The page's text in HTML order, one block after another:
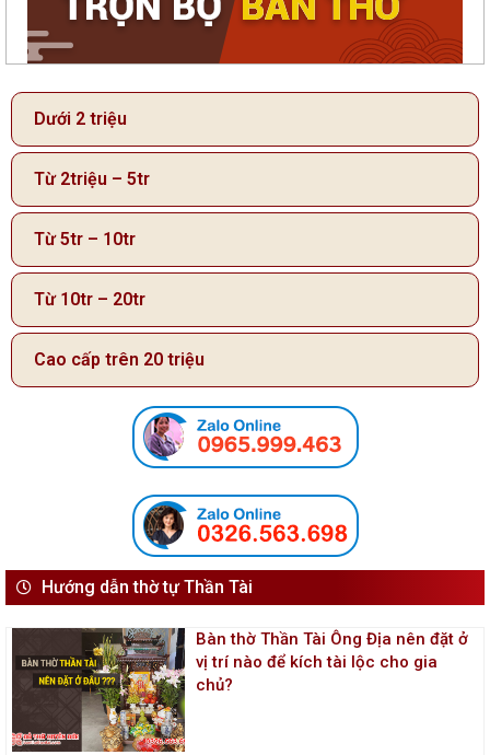
Dưới 2 triệu
Từ 2triệu – 5tr
Từ 5tr – 10tr
Từ 10tr – 20tr
Cao cấp trên 20 triệu
Hướng dẫn thờ tự Thần Tài
Bàn thờ Thần Tài Ông Địa nên đặt ở
vị trí nào để kích tài lộc cho gia
chủ?